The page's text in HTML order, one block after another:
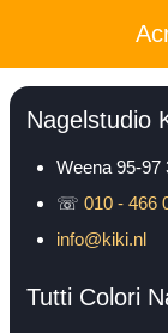
Nagelstudio
Weena 95-97
☏010 - 466
info@kiki.nl
Tutti Colori